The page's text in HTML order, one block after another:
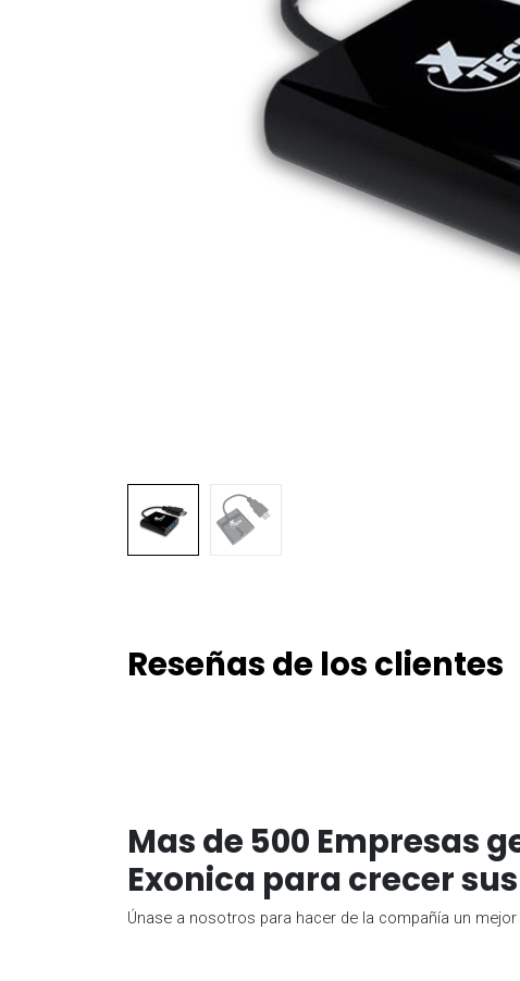
Reseñas de los clientes
Mas de 500 Empresas
Exonica para crecer
Únase a nosotros para hacer de la compañía un mejor